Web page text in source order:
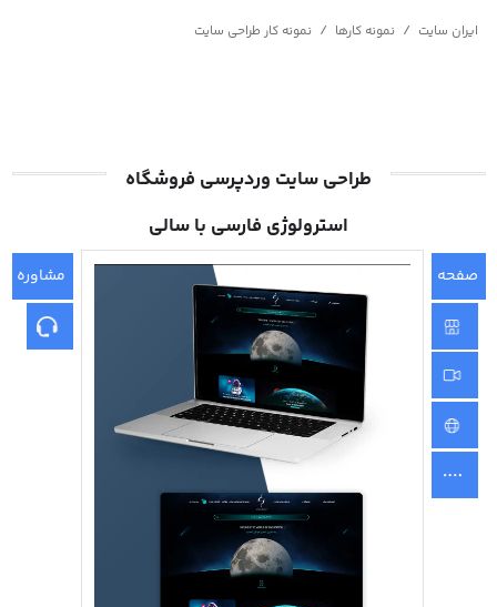
ایران سایت / نمونه کارها / نمونه کار طراحی سایت
طراحی سایت وردپرسی فروشگاه
استرولوژی فارسی با سالی
صفحه
اصلی
مشاوره